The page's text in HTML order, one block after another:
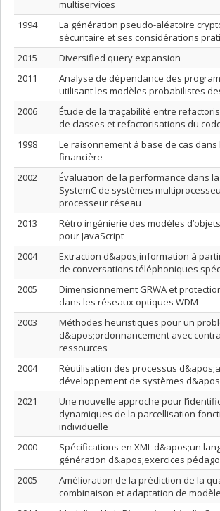
multiservices
1994
La génération pseudo-aléatoire
sécuritaire et ses considérations
2015
Diversified query expansion
2011
Analyse de dépendance des
utilisant les modèles probabilistes
2006
Étude de la traçabilité entre
de classes et refactorisations du
1998
Le raisonnement à base de cas
financière
2002
Évaluation de la performance dans
SystemC de systèmes
processeur réseau
2013
Rétro ingénierie des modèles
pour JavaScript
2004
Extraction d&apos;information à
de conversations téléphoniques
2005
Dimensionnement GRWA et
dans les réseaux optiques WDM
2003
Méthodes heuristiques pour un
d&apos;ordonnancement avec
ressources
2004
Réutilisation des processus
développement de systèmes
2021
Une nouvelle approche pour
dynamiques de la parcellisation
individuelle
2000
Spécifications en XML d&apos;un
génération d&apos;exercices
2005
Amélioration de la prédiction de la
combinaison et adaptation de